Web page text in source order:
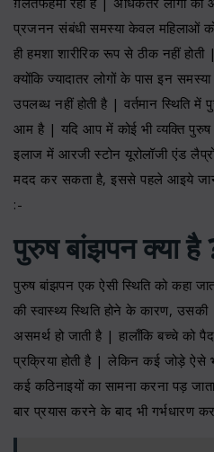
प्रजनन संबंधी समस्या केवल महिलाओं
ही हमशा शारीरिक रूप से ठीक नहीं
क्योंकि ज्यादातर लोगों के पास इन
उपलब्ध नहीं होती है | वर्तमान स्थिति में
आम है | यदि आप में कोई भी व्यक्ति पुरुष
इलाज में आरजी स्टोन यूरोलॉजी एंड
मदद कर सकता है, इससे पहले आइये जान
:-
पुरुष बांझपन क्या
पुरुष बांझपन एक ऐसी स्थिति को कहा
की स्वास्थ्य स्थिति होने के कारण, उसकी
असमर्थ हो जाती है | हालाँकि बच्चे को
प्रक्रिया होती है | लेकिन कई जोड़े ऐसे
कई कठिनाइयों का सामना करना पड़
बार प्रयास करने के बाद भी गर्भधारण